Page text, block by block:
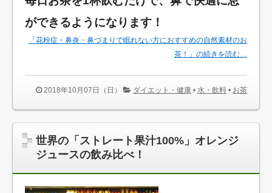
ができるようになります！
「花粉症・鼻炎・鼻づまりで眠れない方におすすめの自然素材のお
茶！」の続きを読む…
2018年10月07日（日） ダイエット・健康 • 水・飲料 • お茶
世界の「ストレート果汁100%」オレンジ
ジュースの飲み比べ！